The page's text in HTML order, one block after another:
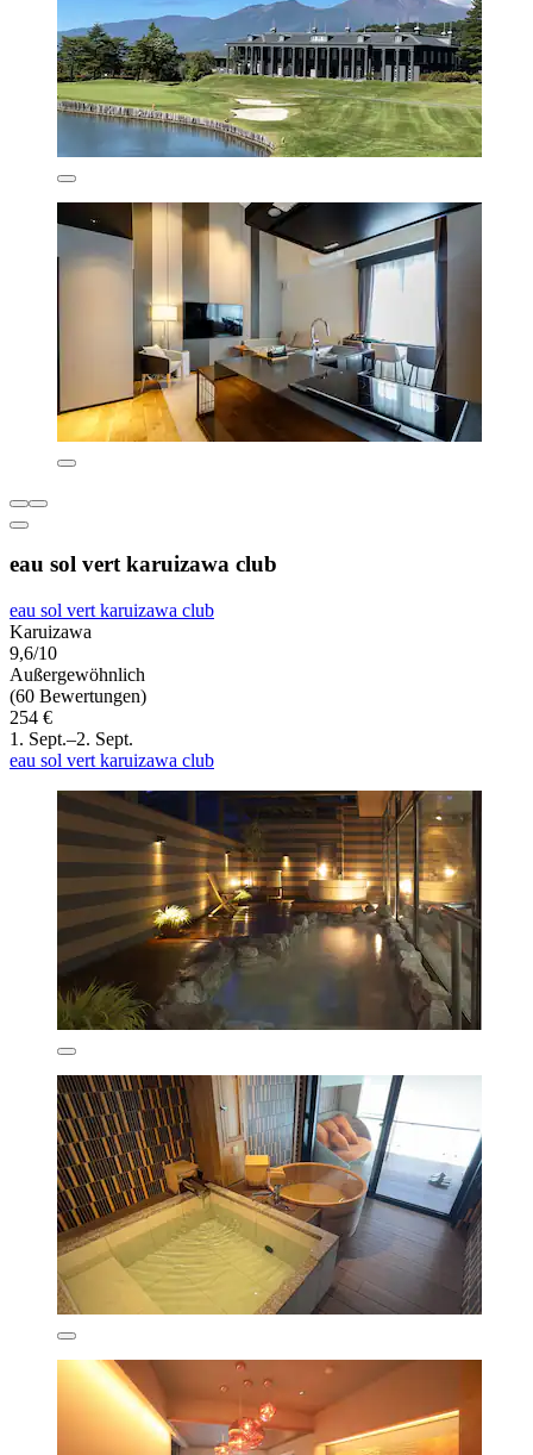
eau sol vert karuizawa club
eau sol vert karuizawa club
Karuizawa
9,6/10
Außergewöhnlich
(60 Bewertungen)
254 €
1. Sept.–2. Sept.
eau sol vert karuizawa club